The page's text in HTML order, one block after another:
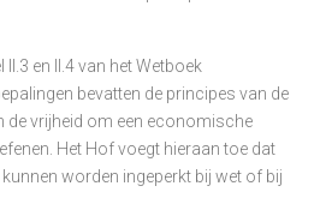
en II.4 van het Wetboek
bevatten de principes van de
de vrijheid om een economische
Het Hof voegt hieraan toe dat
worden ingeperkt bij wet of bij